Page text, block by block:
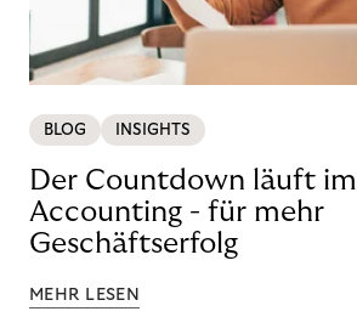
BLOG INSIGHTS
Der Countdown läuft im
Accounting - für mehr
Geschäftserfolg
MEHR LESEN